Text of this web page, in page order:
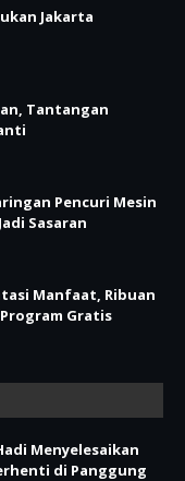
Jakarta
Tantangan
Pencuri Mesin
Sasaran
Manfaat, Ribuan
Gratis
Menyelesaikan
di Panggung